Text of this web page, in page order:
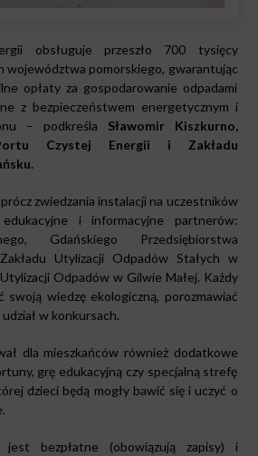
obsługuje przeszło 700 tysięcy
województwa pomorskiego, gwarantując
opłaty za gospodarowanie odpadami
z bezpieczeństwem energetycznym i
– podkreśla Sławomir Kiszkurno,
Czystej Energii i Zakładu
zwiedzania instalacji na uczestników
i informacyjne partnerów:
Gdańskiego Przedsiębiorstwa
Utylizacji Odpadów Stałych w
Odpadów w Gilwie Małej. Każdy
swoją wiedzę ekologiczną, porozmawiać
w konkursach.
dla mieszkańców również dodatkowe
grę edukacyjną czy specjalną strefę
dzieci będą mogły bawić się i uczyć o
jest bezpłatne (obowiązują zapisy) i